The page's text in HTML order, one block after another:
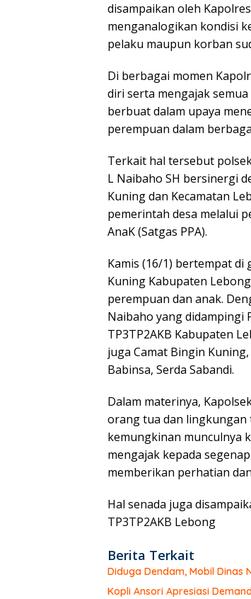
disampaikan oleh
menganalogikan kondisi
pelaku maupun korban
Di berbagai momen
diri serta mengajak
berbuat dalam upaya
perempuan dalam
Terkait hal tersebut
L Naibaho SH bersinergi
Kuning dan Kecamatan
pemerintah desa melalui
AnaK (Satgas PPA).
Kamis (16/1) bertempat
Kuning Kabupaten
perempuan dan anak.
Naibaho yang didampingi
TP3TP2AKB Kabupaten
juga Camat Bingin
Babinsa, Serda Sabandi.
Dalam materinya,
orang tua dan lingkungan
kemungkinan munculnya
mengajak kepada
memberikan perhatian
Hal senada juga
TP3TP2AKB Lebong
Berita Terkait
Diduga Dendam, Mobil Dinas
Kopli Ansori Apresiasi